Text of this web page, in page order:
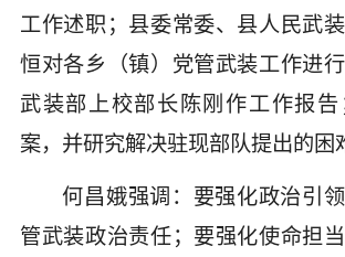
工作述职；县委常委、县人民武
恒对各乡（镇）党管武装工作进
武装部上校部长陈刚作工作报
案，并研究解决驻现部队提出的困
何昌娥强调：要强化政治引
管武装政治责任；要强化使命担